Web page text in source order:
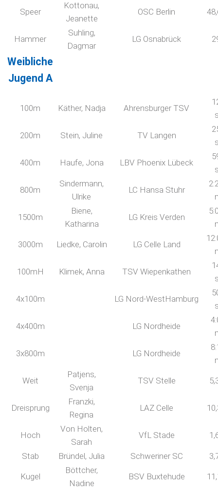
Speer
Kottonau,
Jeanette
OSC Berlin
Hammer
Suhling,
Dagmar
LG Osnabrück
Weibliche
Jugend A
100m Käther, Nadja Ahrensburger TSV
200m Stein, Juline TV Langen
400m Haufe, Jona LBV Phoenix Lübeck
800m
Sindermann,
Ulrike
LC Hansa Stuhr
1500m
Biene,
Katharina
LG Kreis Verden
3000m Liedke, Carolin LG Celle Land
100mH Klimek, Anna TSV Wiepenkathen
4x100m LG Nord-WestHamburg
4x400m LG Nordheide
3x800m LG Nordheide
Weit
Patjens,
Svenja
TSV Stelle
Dreisprung
Franzki,
Regina
LAZ Celle
Hoch
Von Holten,
Sarah
VfL Stade
Stab Bründel, Julia Schweriner SC
Kugel
Böttcher,
Nadine
BSV Buxtehude